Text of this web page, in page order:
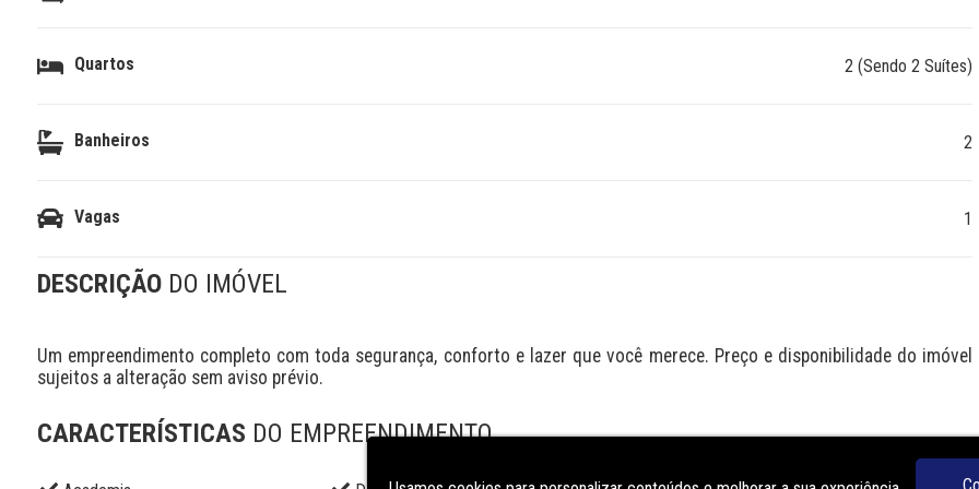
Quartos 2 (Sendo 2 Suítes)
Banheiros 2
Vagas 1
DESCRIÇÃO DO IMÓVEL
Um empreendimento completo com toda segurança, conforto e lazer que você merece. Preço e disponibilidade do imóvel
sujeitos a alteração sem aviso prévio.
CARACTERÍSTICAS DO EMPREENDIMENTO